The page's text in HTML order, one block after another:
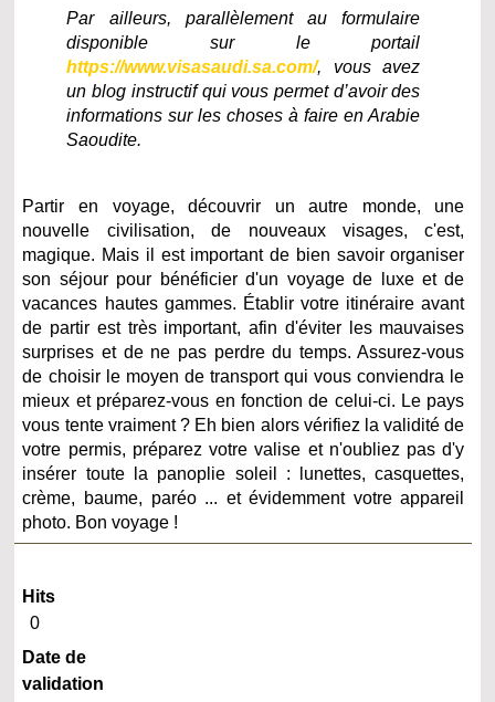
Par ailleurs, parallèlement au formulaire
disponible sur le portail
https://www.visasaudi.sa.com/, vous avez
un blog instructif qui vous permet d’avoir des
informations sur les choses à faire en Arabie
Saoudite.
Partir en voyage, découvrir un autre monde, une
nouvelle civilisation, de nouveaux visages, c'est,
magique. Mais il est important de bien savoir organiser
son séjour pour bénéficier d'un voyage de luxe et de
vacances hautes gammes. Établir votre itinéraire avant
de partir est très important, afin d'éviter les mauvaises
surprises et de ne pas perdre du temps. Assurez-vous
de choisir le moyen de transport qui vous conviendra le
mieux et préparez-vous en fonction de celui-ci. Le pays
vous tente vraiment ? Eh bien alors vérifiez la validité de
votre permis, préparez votre valise et n'oubliez pas d'y
insérer toute la panoplie soleil : lunettes, casquettes,
crème, baume, paréo ... et évidemment votre appareil
photo. Bon voyage !
Hits
0
Date de
validation